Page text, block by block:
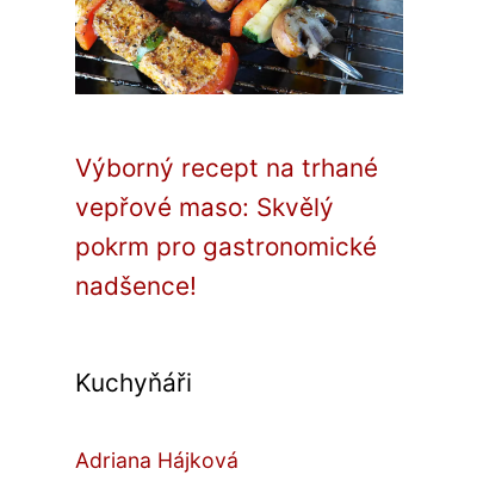
Výborný recept na trhané
vepřové maso: Skvělý
pokrm pro gastronomické
nadšence!
Kuchyňáři
Adriana Hájková